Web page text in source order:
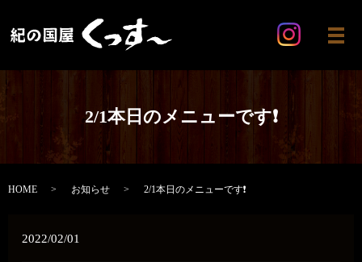
メ
2/1本日のメニューです❗
HOME お知らせ 2/1本日のメニューです❗
2022/02/01